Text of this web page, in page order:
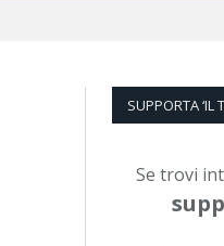
SUPPORTA ‘IL
Se trovi